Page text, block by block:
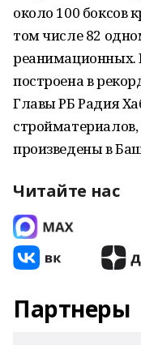
около 100 боксов
том числе 82
реанимационных.
построена в
Главы РБ Радия
произведены в
Читайте нас
Партнеры